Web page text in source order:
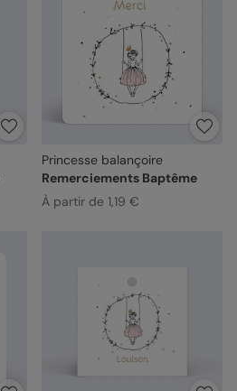
Princesse balançoire
Remerciements Baptême
À partir de 1,19 €